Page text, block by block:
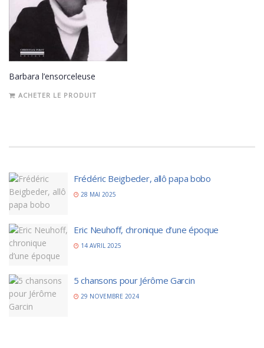
Barbara l’ensorceleuse
ACHETER LE PRODUIT
Frédéric Beigbeder, allô papa bobo
28 MAI 2025
Eric Neuhoff, chronique d’une époque
14 AVRIL 2025
5 chansons pour Jérôme Garcin
29 NOVEMBRE 2024